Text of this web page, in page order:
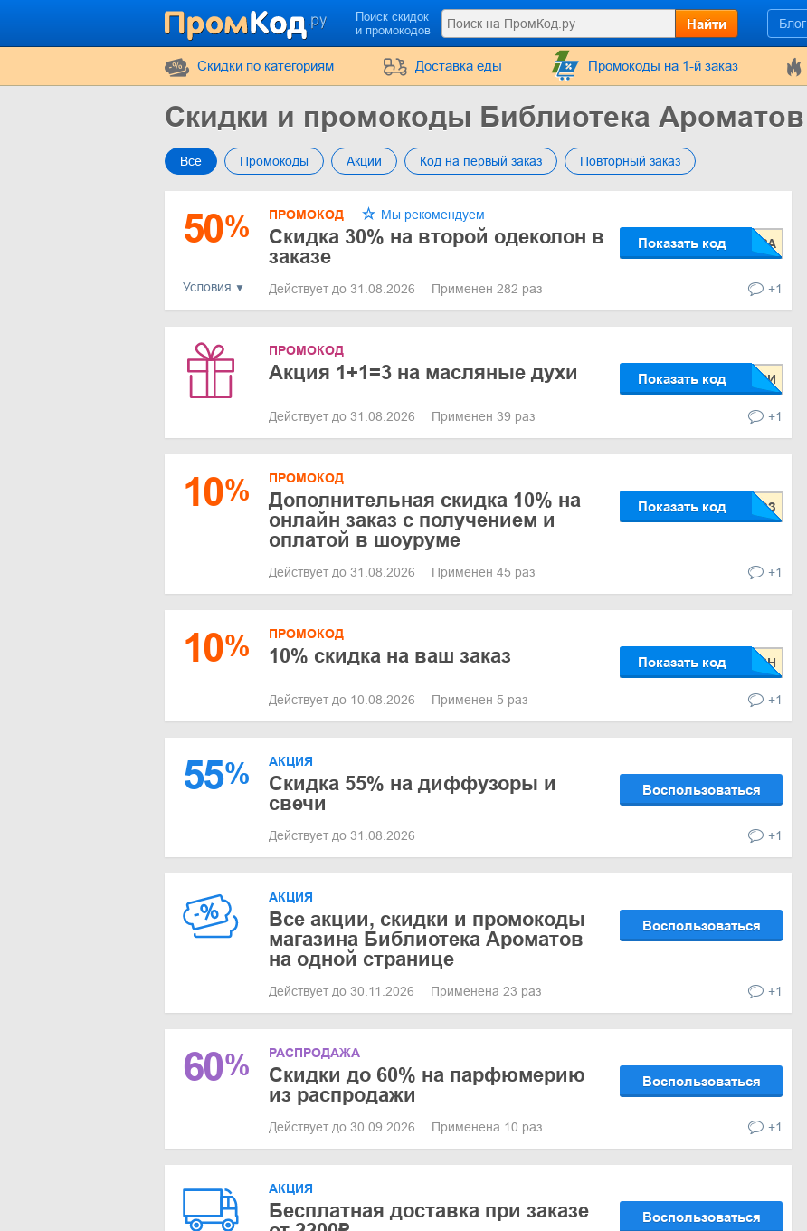
Поиск скидок
и промокодов
Найти Блог
Cкидки по категориям Доставка еды Промокоды на 1-й заказ
Скидки и промокоды Библиотека Ароматов
Все Промокоды Акции Код на первый заказ Повторный заказ
50%
Условия
ПРОМОКОД Мы рекомендуем
Скидка 30% на второй одеколон в
заказе
Показать код
Действует до 31.08.2026 Применен 282 раз +1
ПРОМОКОД
Акция 1+1=3 на масляные духи Показать код
Действует до 31.08.2026 Применен 39 раз +1
10% ПРОМОКОД
Дополнительная скидка 10% на
онлайн заказ с получением и
оплатой в шоуруме
Показать код
Действует до 31.08.2026 Применен 45 раз +1
10% ПРОМОКОД
10% скидка на ваш заказ Показать код
Действует до 10.08.2026 Применен 5 раз +1
55% АКЦИЯ
Скидка 55% на диффузоры и
свечи
Воспользоваться
Действует до 31.08.2026 +1
АКЦИЯ
Все акции, скидки и промокоды
магазина Библиотека Ароматов
на одной странице
Воспользоваться
Действует до 30.11.2026 Применена 23 раз +1
60% РАСПРОДАЖА
Скидки до 60% на парфюмерию
из распродажи
Воспользоваться
Действует до 30.09.2026 Применена 10 раз +1
АКЦИЯ
Бесплатная доставка при заказе
Воспользоваться